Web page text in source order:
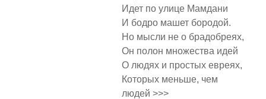
Идет по улице Мамдани
И бодро машет бородой.
Но мысли не о брадобреях,
Он полон множества идей
О людях и простых евреях,
Которых меньше, чем
людей >>>